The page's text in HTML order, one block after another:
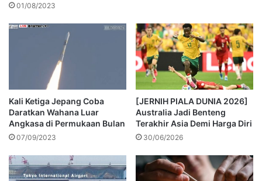
01/08/2023
Kali Ketiga Jepang Coba
Daratkan Wahana Luar
Angkasa di Permukaan Bulan
07/09/2023
[JERNIH PIALA DUNIA 2026]
Australia Jadi Benteng
Terakhir Asia Demi Harga Diri
30/06/2026